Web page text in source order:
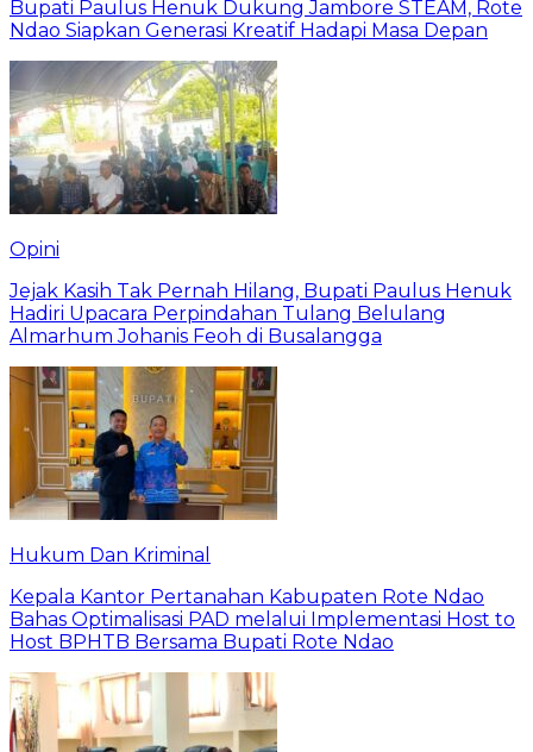
Bupati Paulus Henuk Dukung Jambore STEAM, Rote
Ndao Siapkan Generasi Kreatif Hadapi Masa Depan
Opini
Jejak Kasih Tak Pernah Hilang, Bupati Paulus Henuk
Hadiri Upacara Perpindahan Tulang Belulang
Almarhum Johanis Feoh di Busalangga
Hukum Dan Kriminal
Kepala Kantor Pertanahan Kabupaten Rote Ndao
Bahas Optimalisasi PAD melalui Implementasi Host to
Host BPHTB Bersama Bupati Rote Ndao